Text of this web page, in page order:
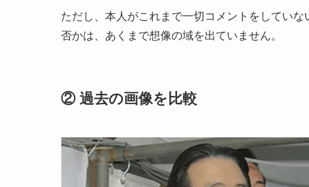
ただし、本人がこれまで一切コメントをしてい
否かは、あくまで想像の域を出ていません。
② 過去の画像を比較